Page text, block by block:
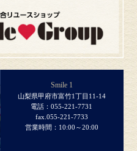
Smile 1
山梨県甲府市富竹1丁目11-14
電話：055-221-7731
fax.055-221-7733
営業時間：10:00～20:00